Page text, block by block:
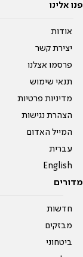
פנו אלינו
אודות
יצירת קשר
פרסמו אצלנו
תנאי שימוש
מדיניות פרטיות
הצהרת נגישות
המייל האדום
עברית
English
מדורים
חדשות
מבזקים
ביטחוני